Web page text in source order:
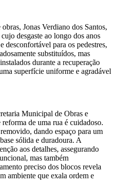
Jonas Verdiano dos Santos,
desgaste ao longo dos anos
desconfortável para os pedestres,
substituídos, mas
durante a recuperação
superfície uniforme e agradável
Municipal de Obras e
de uma rua é cuidadoso.
dando espaço para um
sólida e duradoura. A
aos detalhes, assegurando
mas também
preciso dos blocos revela
ambiente que exala ordem e